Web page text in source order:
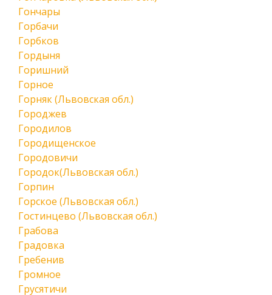
Гончары
Горбачи
Горбков
Гордыня
Горишний
Горное
Горняк (Львовская обл.)
Городжев
Городилов
Городищенское
Городовичи
Городок(Львовская обл.)
Горпин
Горское (Львовская обл.)
Гостинцево (Львовская обл.)
Грабова
Градовка
Гребенив
Громное
Грусятичи